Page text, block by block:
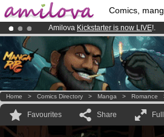
Comics,
Amilova Kickstarter is now LIVE!.
Already 100000membersand
Premium membership from3.95
Home > Comics Directory > Manga > Romance
Favourites Share